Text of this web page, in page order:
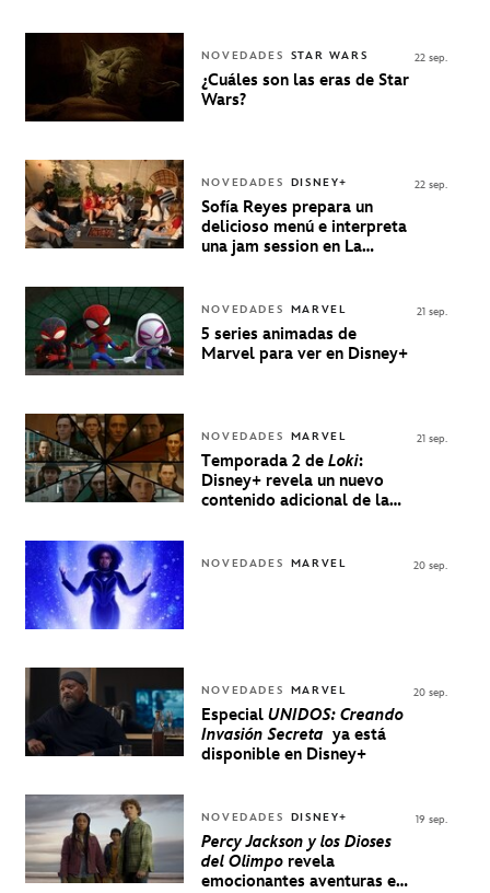
NOVEDADES STAR WARS
¿Cuáles son las eras de Star
Wars?
22 sep.
NOVEDADES DISNEY+
Sofía Reyes prepara un
delicioso menú e interpreta
una jam session en La
22 sep.
NOVEDADES MARVEL
5 series animadas de
Marvel para ver en Disney+
21 sep.
NOVEDADES MARVEL
Temporada 2 de Loki:
Disney+ revela un nuevo
contenido adicional de la
21 sep.
NOVEDADES MARVEL 20 sep.
NOVEDADES MARVEL
Especial UNIDOS: Creando
Invasión Secreta ya está
disponible en Disney+
20 sep.
NOVEDADES DISNEY+
Percy Jackson y los Dioses
del Olimporevela
emocionantes aventuras en
19 sep.